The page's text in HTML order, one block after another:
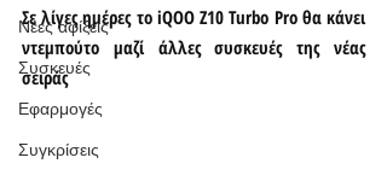
Νέες αφίξεις
Συσκευές
Εφαρμογές
Συγκρίσεις
Σε λίγες ημέρες το iQOO Z10 Turbo Pro θα κάνει
ντεμπούτο μαζί άλλες συσκευές της νέας
σειράς